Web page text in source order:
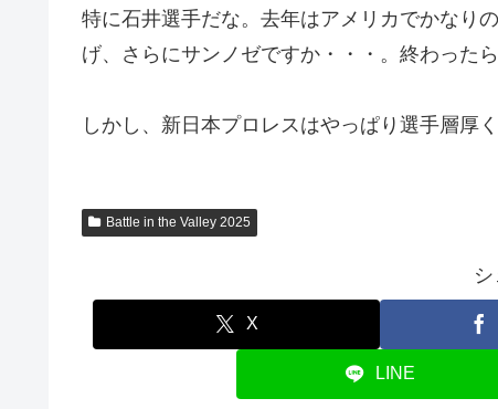
特に石井選手だな。去年はアメリカでかなり
げ、さらにサンノゼですか・・・。終わった
しかし、新日本プロレスはやっぱり選手層厚
Battle in the Valley 2025
X
LINE